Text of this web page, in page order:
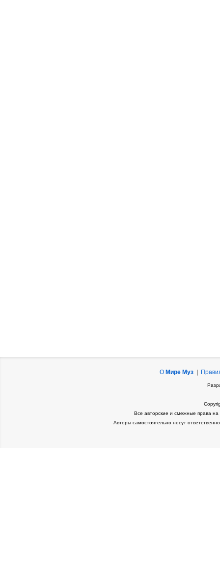
О Мире Муз|
Все авторские и смежные права
Авторы самостоятельно несут